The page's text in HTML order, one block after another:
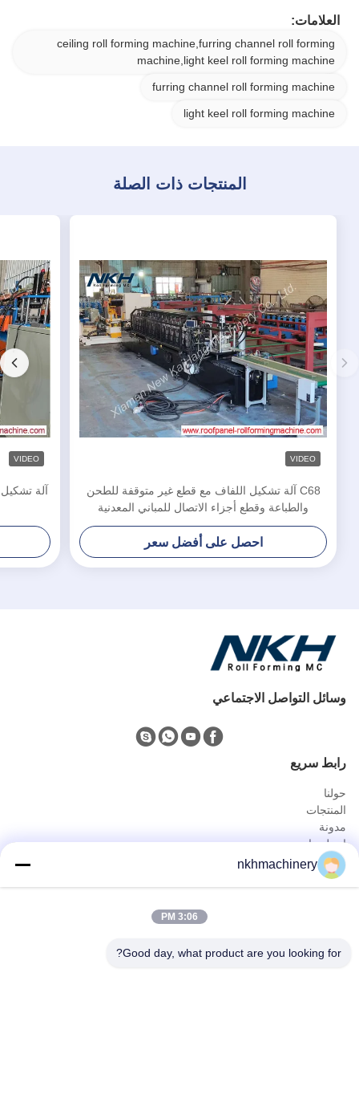
العلامات:
ceiling roll forming machine,furring channel roll forming
machine,light keel roll forming machine
furring channel roll forming machine
light keel roll forming machine
المنتجات ذات الصلة
VIDEO
C68 آلة تشكيل اللفاف مع قطع غير متوقفة للطحن
والطباعة وقطع أجزاء الاتصال للمباني المعدنية
احصل على أفضل سعر
VIDEO
آلة تشكيل
وسائل التواصل الاجتماعي
رابط سريع
حولنا
المنتجات
مدونة
اتصل بنا
المنتجات
لوحة سقف دحر آلة تشكيل
سطح السفينة الكلمة دحر آلة تشكيل
ورقة تسقيف العقص آلة
nkhmachinery
3:06 PM
Good day, what product are you looking for?